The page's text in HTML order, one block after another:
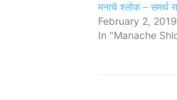
मनाचे श्लोक – समर्थ
February 2, 2019
In "Manache